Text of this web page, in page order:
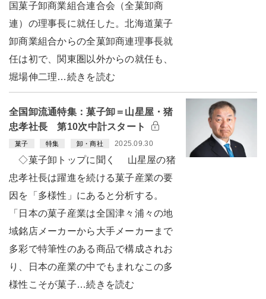
国菓子卸商業組合連合会（全菓卸商
連）の理事長に就任した。北海道菓子
卸商業組合からの全菓卸商連理事長就
任は初で、関東圏以外からの就任も、
堀場伸二理…続きを読む
全国卸流通特集：菓子卸＝山星屋・猪
忠孝社長 第10次中計スタート
菓子 特集 卸・商社 2025.09.30
◇菓子卸トップに聞く 山星屋の猪
忠孝社長は躍進を続ける菓子産業の要
因を「多様性」にあると分析する。
「日本の菓子産業は全国津々浦々の地
域銘店メーカーから大手メーカーまで
多彩で特筆性のある商品で構成されお
り、日本の産業の中でもまれなこの多
様性こそが菓子…続きを読む